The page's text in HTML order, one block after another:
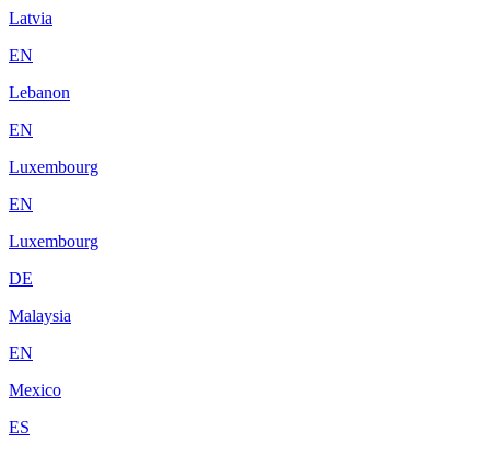
Latvia
EN
Lebanon
EN
Luxembourg
EN
Luxembourg
DE
Malaysia
EN
Mexico
ES